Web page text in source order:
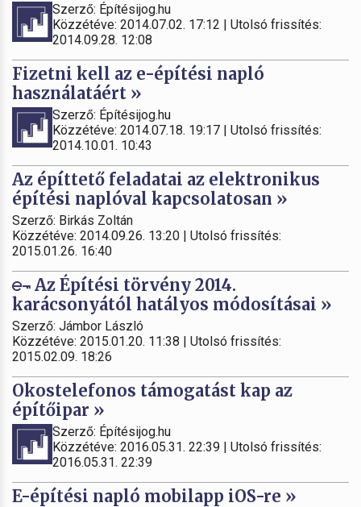
Szerző: Építésijog.hu
Közzétéve: 2014.07.02. 17:12 | Utolsó frissítés:
2014.09.28. 12:08
Fizetni kell az e-építési napló
használatáért »
Szerző: Építésijog.hu
Közzétéve: 2014.07.18. 19:17 | Utolsó frissítés:
2014.10.01. 10:43
Az építtető feladatai az elektronikus
építési naplóval kapcsolatosan »
Szerző: Birkás Zoltán
Közzétéve: 2014.09.26. 13:20 | Utolsó frissítés:
2015.01.26. 16:40
Az Építési törvény 2014.
karácsonyától hatályos módosításai »
Szerző: Jámbor László
Közzétéve: 2015.01.20. 11:38 | Utolsó frissítés:
2015.02.09. 18:26
Okostelefonos támogatást kap az
építőipar »
Szerző: Építésijog.hu
Közzétéve: 2016.05.31. 22:39 | Utolsó frissítés:
2016.05.31. 22:39
E-építési napló mobilapp iOS-re »